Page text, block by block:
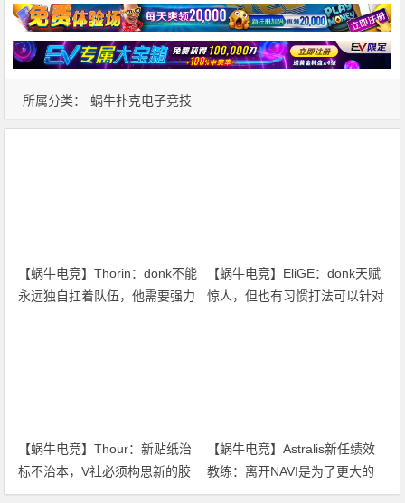
所属分类： 蜗牛扑克电子竞技
【蜗牛电竞】Thorin：donk不能
永远独自扛着队伍，他需要强力
【蜗牛电竞】EliGE：donk天赋
惊人，但也有习惯打法可以针对
【蜗牛电竞】Thour：新贴纸治
标不治本，V社必须构思新的胶
囊替代方案【EV扑克小游戏官
【蜗牛电竞】Astralis新任绩效
教练：离开NAVI是为了更大的
蓝图【EV扑克小游戏官网】